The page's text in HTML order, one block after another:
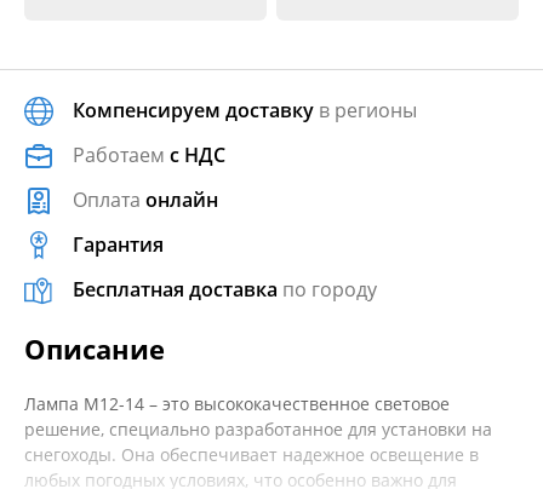
Компенсируем доставку в регионы
Работаем с НДС
Оплата онлайн
Гарантия
Бесплатная доставка по городу
Описание
Лампа M12-14 – это высококачественное световое
решение, специально разработанное для установки на
снегоходы. Она обеспечивает надежное освещение в
любых погодных условиях, что особенно важно для